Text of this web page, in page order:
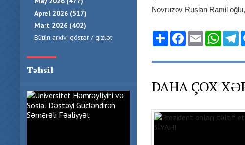
Aprel 2026 (517)
Mart 2026 (402)
Bütün arxivi göstər / gizlət
Təhsil
Novruzov Ruslan Ramil
Share Facebook
Email
DAHA ÇOX